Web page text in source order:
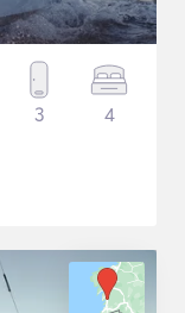
3 4